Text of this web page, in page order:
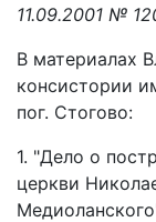
11.09.2001 №
В материалах
консистории
пог. Стогово:
1. "Дело о
церкви